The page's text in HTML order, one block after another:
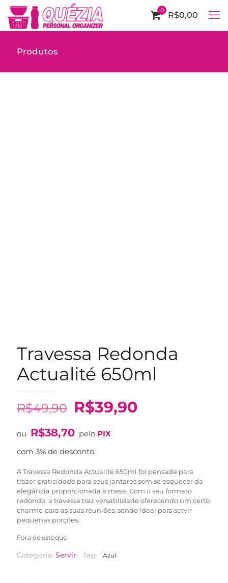
0 R$0,00
Produtos
Travessa Redonda
Actualité 650ml
R$49,90 O
original
era:
R$49,90.
R$39,90O
R$39,90.
ou R$38,70 pelo PIX
com 3% de desconto.
A Travessa Redonda Actualité 650ml foi pensada para
trazer praticidade para seus jantares sem se esquecer da
elegância proporcionada à mesa. Com o seu formato
redondo, a travessa traz versatilidade oferecendo um certo
charme para as suas reuniões, sendo ideal para servir
pequenas porções.
Fora de estoque
Categoria: Servir Tag: Azul